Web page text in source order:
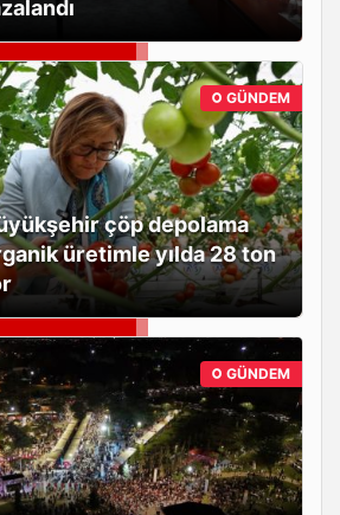
GÜNDEM
çöp depolama
üretimle yılda 28 ton
GÜNDEM